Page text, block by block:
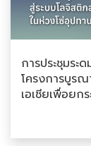
การประชุมร
โครงการบูรณ
เอเชียเพื่อยก